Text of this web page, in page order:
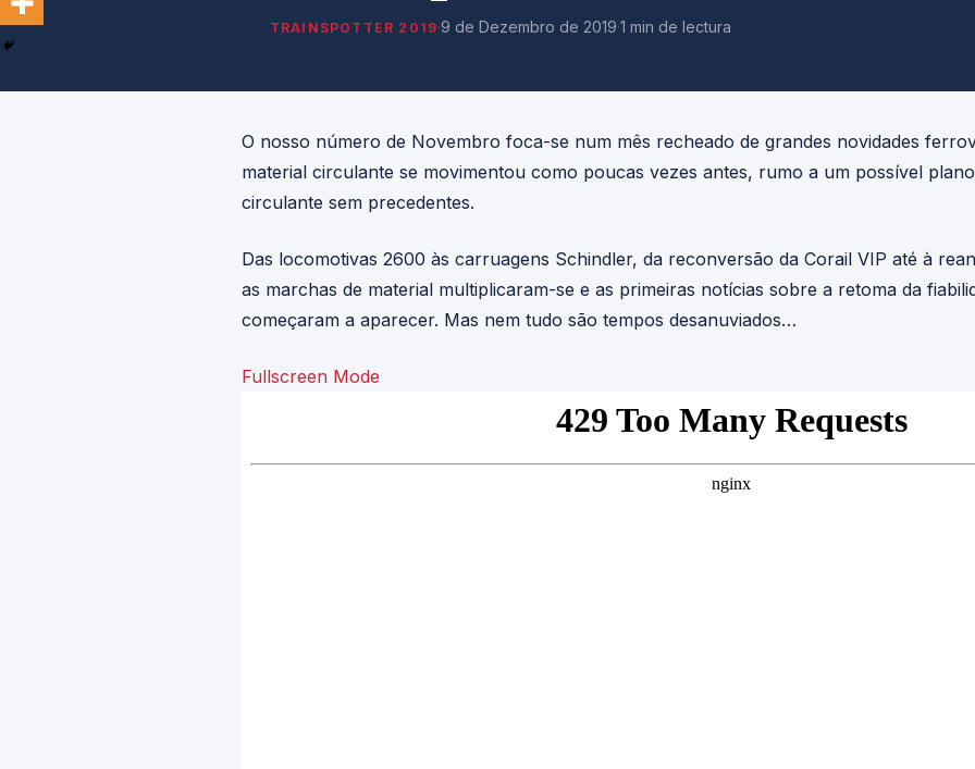
TRAINSPOTTER 2019·9 de Dezembro de 2019·1 min de lectura
O nosso número de Novembro foca-se num mês recheado de grandes novidades
material circulante se movimentou como poucas vezes antes, rumo a um possível
circulante sem precedentes.
Das locomotivas 2600 às carruagens Schindler, da reconversão da Corail VIP até à
as marchas de material multiplicaram-se e as primeiras notícias sobre a retoma da
começaram a aparecer. Mas nem tudo são tempos desanuviados…
Fullscreen Mode